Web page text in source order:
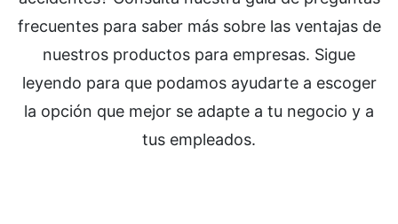
frecuentes para saber más sobre las ventajas de
nuestros productos para empresas. Sigue
leyendo para que podamos ayudarte a escoger
la opción que mejor se adapte a tu negocio y a
tus empleados.